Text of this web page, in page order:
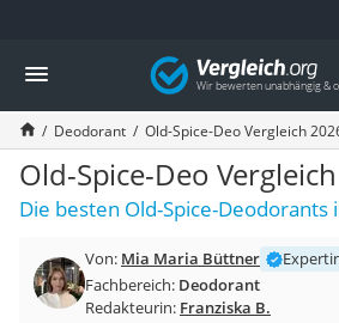
Die beliebtesten Vergleiche nach Kategorie
Drogerie
Inhalator
Haarschneider
Rollator
Braun Rasierer
Katzenklappe (Chip)
Masturbator
Massagepistole
Vergleich
Deodorant Old-Spice-Deo Vergleich
Old-Spice-Deo
Die besten Old-Spice-Deodorants
Von: Mia Maria Büttner
Fachbereich: Deodorant
Redakteurin: Franziska B.